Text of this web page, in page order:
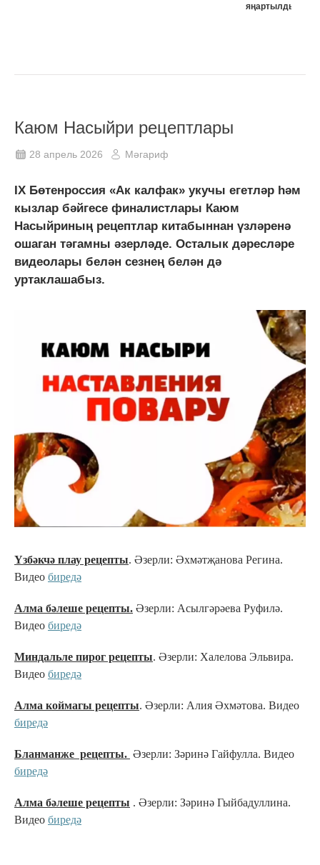
яңартылды
Каюм Насыйри рецептлары
28 апрель 2026 Мәгариф
IX Бөтенроссия «Ак калфак» укучы егетләр һәм
кызлар бәйгесе финалистлары Каюм
Насыйриның рецептлар китабыннан үзләренә
ошаган тәгамны әзерләде. Осталык дәресләре
видеолары белән сезнең белән дә
уртаклашабыз.
Үзбәкчә плау рецепты. Әзерли: Әхмәтҗанова Регина.
Видео биредә
Алма бәлеше рецепты. Әзерли: Асылгәрәева Руфилә.
Видео биредә
Миндальле пирог рецепты. Әзерли: Халелова Эльвира.
Видео биредә
Алма коймагы рецепты. Әзерли: Алия Әхмәтова. Видео
биредә
Бланманже рецепты. Әзерли: Зәринә Гайфулла. Видео
биредә
Алма бәлеше рецепты . Әзерли: Зәринә Гыйбадуллина.
Видео биредә